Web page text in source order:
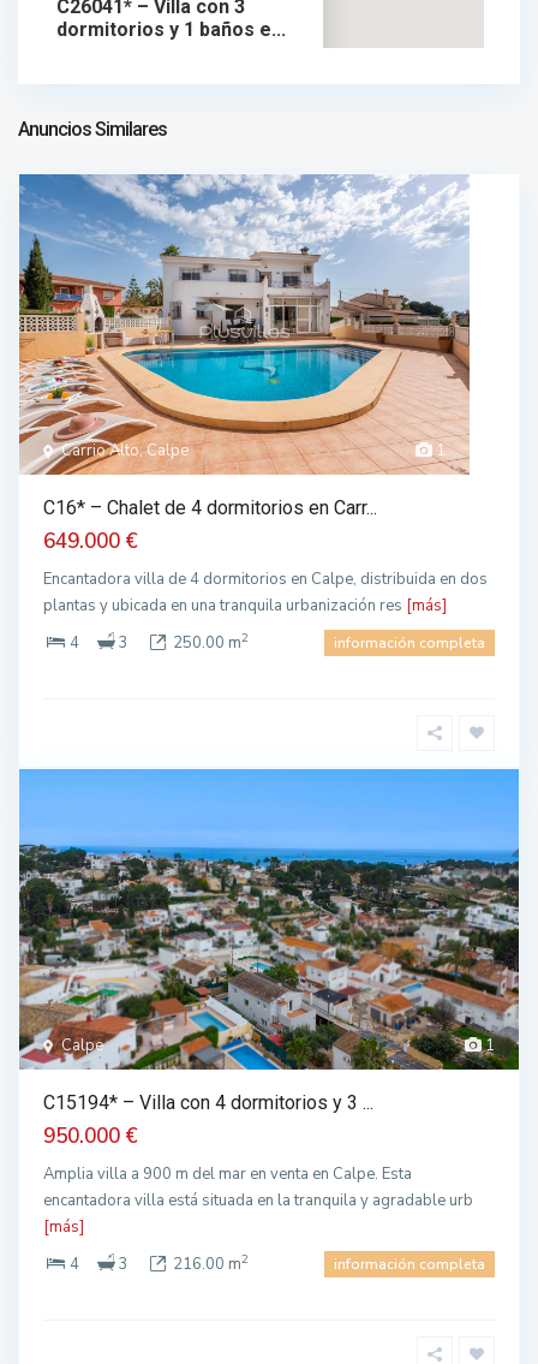
435.000 €
C26041* – Villa con 3
dormitorios y 1 baños e...
435.000 €
Anuncios Similares
1
Carrio Alto, Calpe
C16* – Chalet de 4 dormitorios en Carr...
649.000 €
Encantadora villa de 4 dormitorios en Calpe, distribuida en dos
plantas y ubicada en una tranquila urbanización res [más]
4
3 250.00 m2 información completa
1
Calpe
C15194* – Villa con 4 dormitorios y 3 ...
950.000 €
Amplia villa a 900 m del mar en venta en Calpe. Esta
encantadora villa está situada en la tranquila y agradable urb
[más]
4
3 216.00 m2 información completa